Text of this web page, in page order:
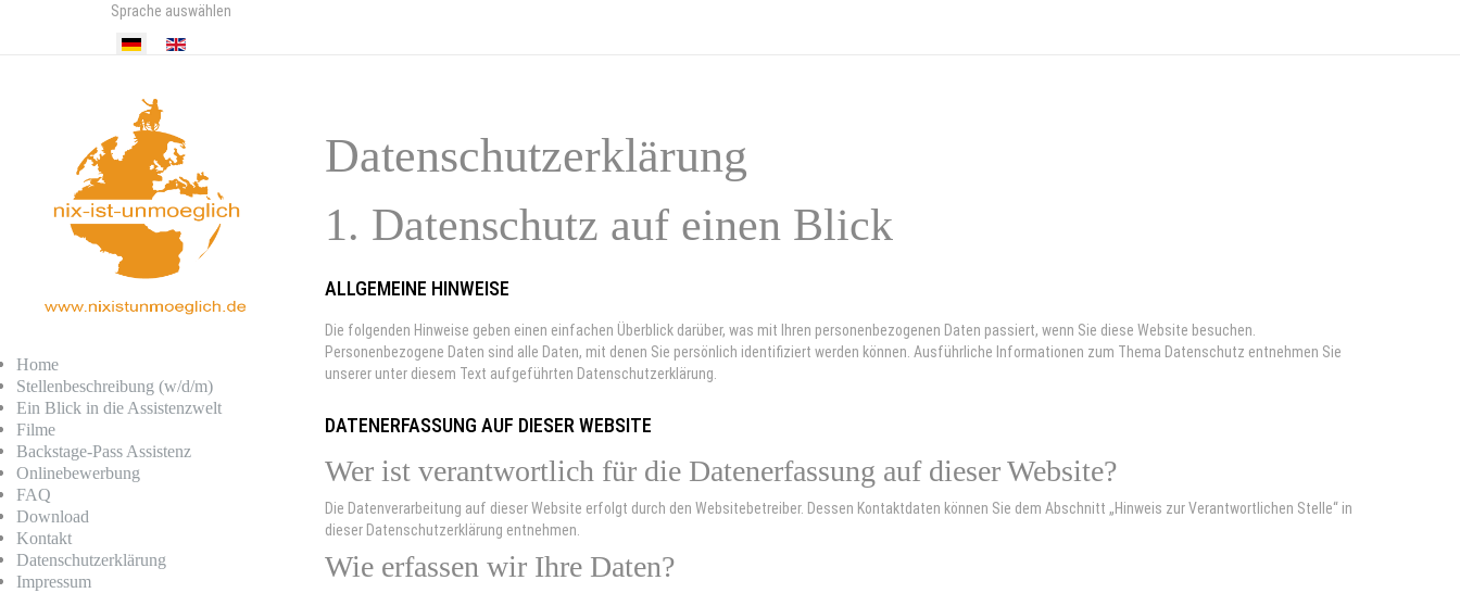
Sprache auswählen
Home
Stellenbeschreibung (w/d/m)
Ein Blick in die Assistenzwelt
Filme
Backstage-Pass Assistenz
Onlinebewerbung
FAQ
Download
Kontakt
Datenschutz­erklärung
Impressum
Datenschutz­erklärung
1. Datenschutz auf einen Blick
ALLGEMEINE HINWEISE
Die folgenden Hinweise geben einen einfachen Überblick darüber, was mit Ihren personenbezogenen Daten passiert, wenn Sie diese Website besuchen.
Personenbezogene Daten sind alle Daten, mit denen Sie persönlich identifiziert werden können. Ausführliche Informationen zum Thema Datenschutz entnehmen Sie
unserer unter diesem Text aufgeführten Datenschutzerklärung.
DATENERFASSUNG AUF DIESER WEBSITE
Wer ist verantwortlich für die Datenerfassung auf dieser Website?
Die Datenverarbeitung auf dieser Website erfolgt durch den Websitebetreiber. Dessen Kontaktdaten können Sie dem Abschnitt „Hinweis zur Verantwortlichen Stelle“ in
dieser Datenschutzerklärung entnehmen.
Wie erfassen wir Ihre Daten?